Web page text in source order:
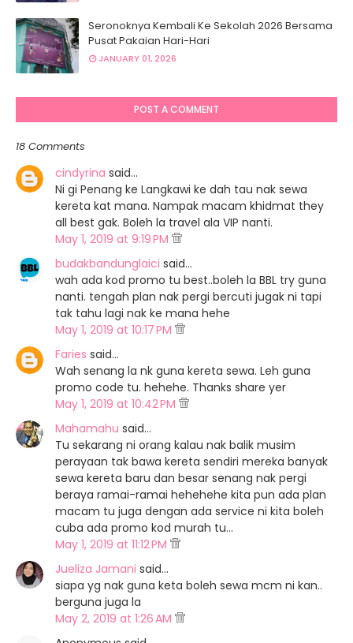
Seronoknya Kembali Ke Sekolah 2026 Bersama
Pusat Pakaian Hari-Hari
JANUARY 01, 2026
POST A COMMENT
18 Comments
cindyrina said…
Ni gi Penang ke Langkawi ke dah tau nak sewa
kereta kat mana. Nampak macam khidmat they
all best gak. Boleh la travel ala VIP nanti.
May 1, 2019 at 9:19 PM
budakbandunglaici said…
wah ada kod promo tu best..boleh la BBL try guna
nanti. tengah plan nak pergi bercuti jugak ni tapi
tak tahu lagi nak ke mana hehe
May 1, 2019 at 10:17 PM
Faries said…
Wah senang la nk guna kereta sewa. Leh guna
promo code tu. hehehe. Thanks share yer
May 1, 2019 at 10:42 PM
Mahamahu said…
Tu sekarang ni orang kalau nak balik musim
perayaan tak bawa kereta sendiri mereka banyak
sewa kereta baru dan besar senang nak pergi
beraya ramai-ramai hehehehe kita pun ada plan
macam tu juga dengan ada service ni kita boleh
cuba ada promo kod murah tu...
May 1, 2019 at 11:12 PM
Jueliza Jamani said…
siapa yg nak guna keta boleh sewa mcm ni kan..
berguna juga la
May 2, 2019 at 1:26 AM